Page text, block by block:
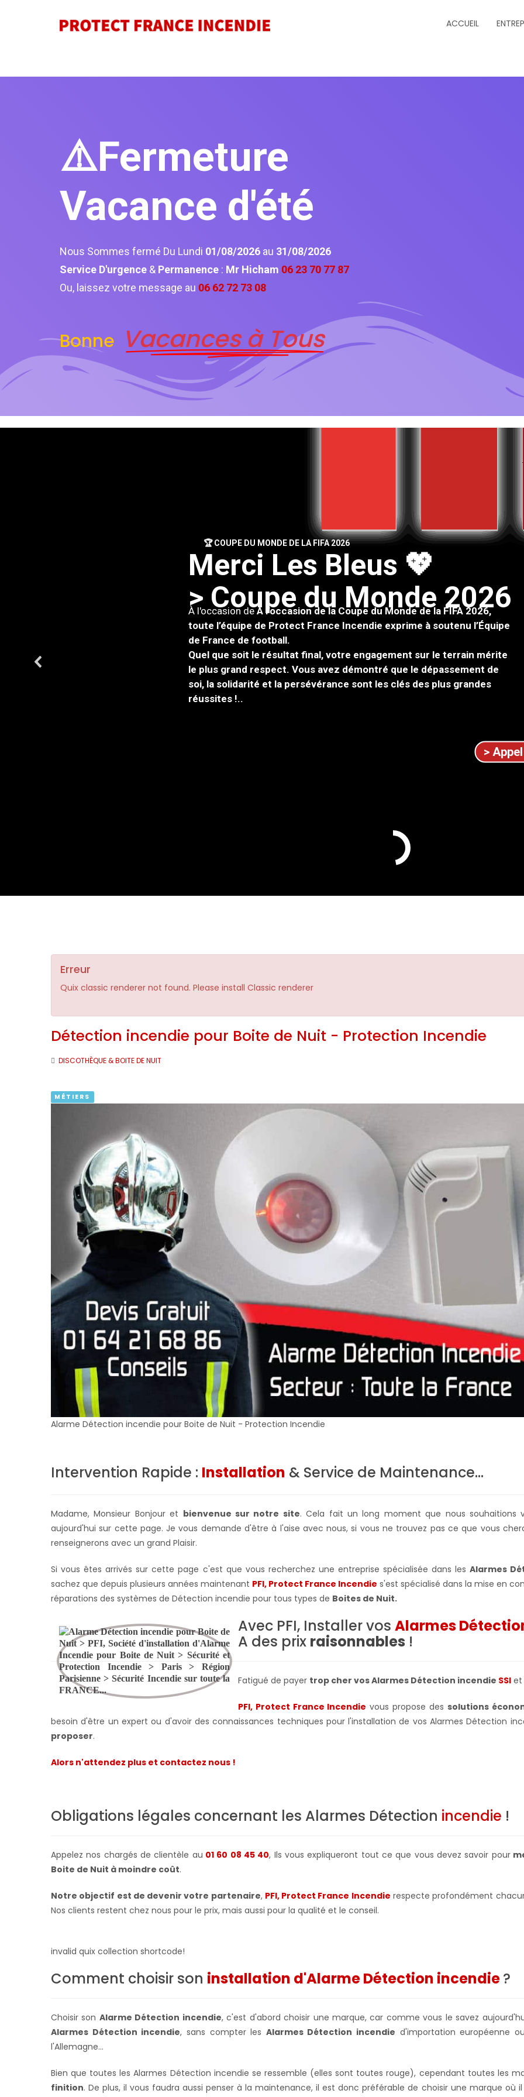
ACCUEIL
⚠️Fermeture
Vacance d'été
Nous Sommes fermé Du Lundi 01/08/2026 au 31/08/2026
Service D'urgence & Permanence : Mr Hicham 06 23 70 77 87
Ou, laissez votre message au 06 62 72 73 08
Bonne Vacances à Tous
>
À l'occasion deÀ l’occasion de la Coupe du Monde de la FIFA 2026,
toute l’équipe de Protect France Incendie exprime à soutenu l’Équipe
de France de football.
Quel que soit le résultat final, votre engagement sur le terrain mérite
le plus grand respect. Vous avez démontré que le dépassement de
soi, la solidarité et la persévérance sont les clés des plus grandes
réussites !..
Merci Les Bleus 💖
> Coupe du Monde 2026
🏆 COUPE DU MONDE DE LA FIFA 2026
Erreur
Quix classic renderer not found. Please install Classic renderer
Détection incendie pour Boite de Nuit - Protection Incendie
DISCOTHÈQUE & BOITE DE NUIT
MÉTIERS
Alarme Détection incendie pour Boite de Nuit - Protection Incendie
Intervention Rapide : Installation & Service de Maintenance...
Madame, Monsieur Bonjour et bienvenue sur notre site. Cela fait un long moment que nous
aujourd'hui sur cette page. Je vous demande d'être à l'aise avec nous, si vous ne trouvez pas ce que vous
renseignerons avec un grand Plaisir.
Si vous êtes arrivés sur cette page c'est que vous recherchez une entreprise spécialisée dans lesAlarmes
sachez que depuis plusieurs années maintenant PFI, Protect France Incendie s'est spécialisé dans la mise en
réparations des systèmes de Détection incendie pour tous types de Boites de Nuit.
Avec PFI, Installer vos Alarmes
A des prix raisonnables !
Fatigué de payer trop cher vos Alarmes Détection incendie SSI et
PFI, Protect France Incendie vous propose des solutions
besoin d'être un expert ou d'avoir des connaissances techniques pour l'installation de vos Alarmes Détection
proposer.
Alors n'attendez plus et contactez nous !
Obligations légales concernant les Alarmes Détection incendie !
Appelez nos chargés de clientèle au 01 60 08 45 40, Ils vous expliqueront tout ce que vous devez savoir pour
Boite de Nuit à moindre coût.
Notre objectif est de devenir votre partenaire, PFI, Protect France Incendie respecte profondément
Nos clients restent chez nous pour le prix, mais aussi pour la qualité et le conseil.
invalid quix collection shortcode!
Comment choisir son installation d'Alarme Détection incendie?
Choisir son Alarme Détection incendie, c'est d'abord choisir une marque, car comme vous le savez
Alarmes Détection incendie, sans compter les Alarmes Détection incendie d'importation européenne
l'Allemagne...
Bien que toutes les Alarmes Détection incendie se ressemble (elles sont toutes rouge), cependant toutes les
finition. De plus, il vous faudra aussi penser à la maintenance, il est donc préférable de choisir une marque où